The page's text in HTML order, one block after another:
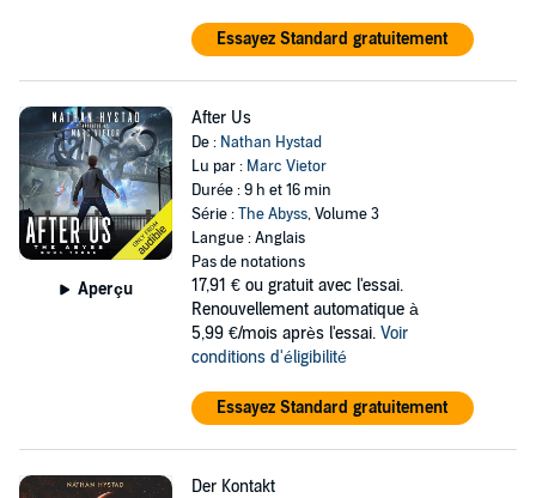
Essayez Standard gratuitement
Aperçu
After Us
De : Nathan Hystad
Lu par : Marc Vietor
Durée : 9 h et 16 min
Série :The Abyss, Volume 3
Langue : Anglais
Pas de notations
17,91 € ou gratuit avec l'essai.
Renouvellement automatique à
5,99 €/mois après l'essai. Voir
conditions d'éligibilité
Essayez Standard gratuitement
Der Kontakt